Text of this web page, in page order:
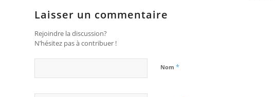
Laisser un commentaire
Rejoindre la discussion?
N’hésitez pas à contribuer !
Nom *